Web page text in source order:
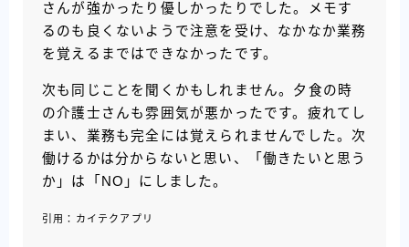
さんが強かったり優しかったりでした。メモす
るのも良くないようで注意を受け、なかなか業務
を覚えるまではできなかったです。
次も同じことを聞くかもしれません。夕食の時
の介護士さんも雰囲気が悪かったです。疲れてし
まい、業務も完全には覚えられませんでした。次
働けるかは分からないと思い、「働きたいと思う
か」は「NO」にしました。
引用：カイテクアプリ